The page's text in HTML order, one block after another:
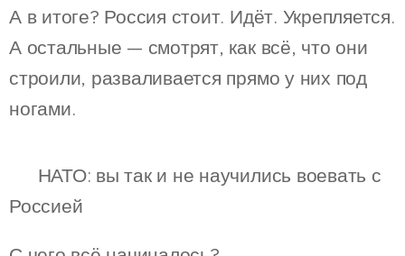
А в итоге? Россия стоит. Идёт. Укрепляется.
А остальные — смотрят, как всё, что они
строили, разваливается прямо у них под
ногами.
🛡 НАТО: вы так и не научились воевать с
Россией